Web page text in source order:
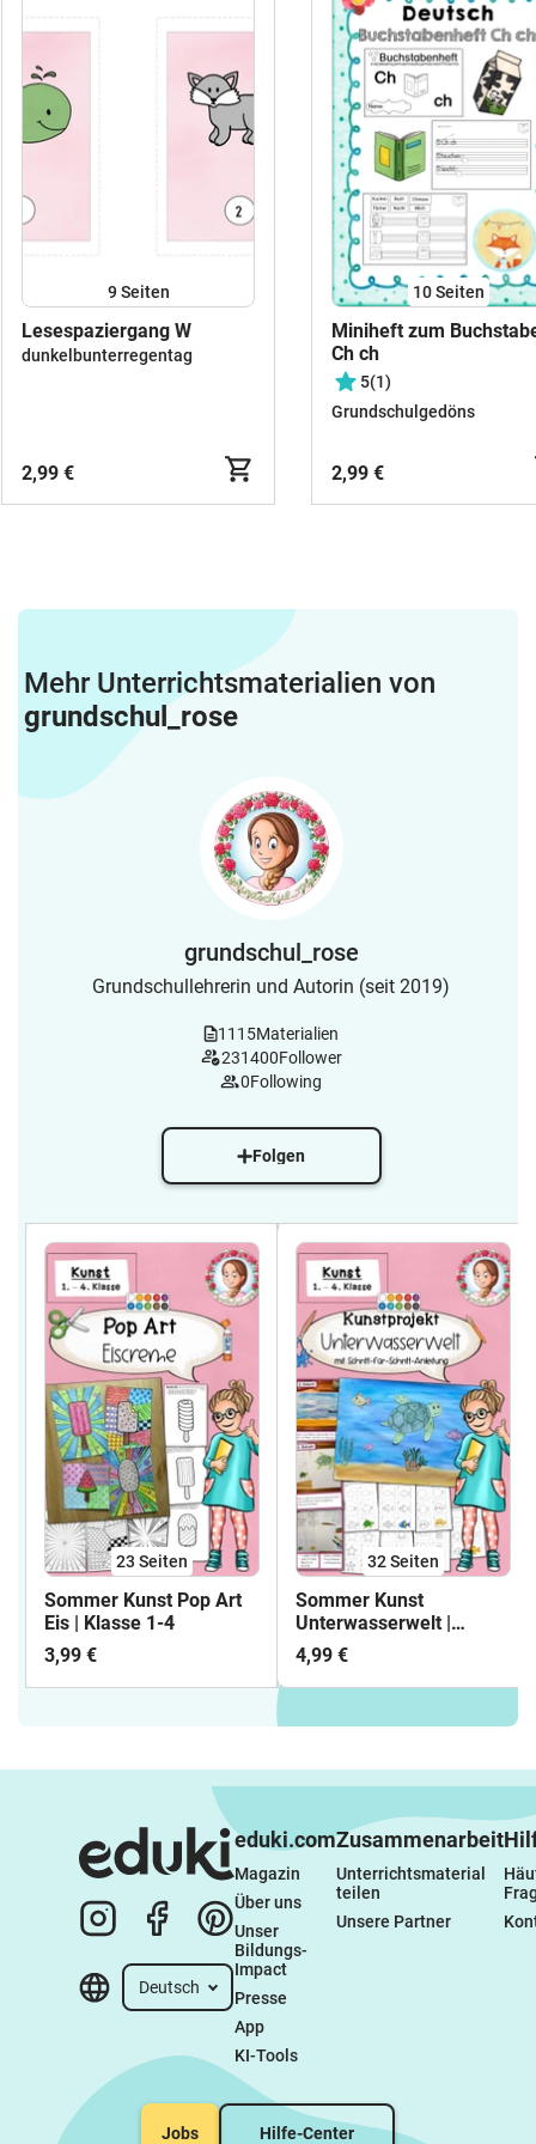
kontakt@grundschul-rose.de 🌹
9Seiten
Lesespaziergang W
dunkelbunterregentag
2,99 €
10Seiten
Miniheft zum
Ch ch
5(1)
Grundschulgedöns
2,99 €
Mehr Unterrichtsmaterialien von
grundschul_rose
grundschul_rose
Grundschullehrerin und Autorin (seit 2019)
1115Materialien
231400Follower
0Following
Folgen
23 Seiten
Sommer Kunst Pop Art
Eis | Klasse 1-4
3,99 €
32Seiten
Sommer Kunst
Unterwasserwelt |
Kunstprojekt Klasse 1-4
4,99 €
Deutsch
eduki.com
Magazin
Über uns
Unser
Bildungs-
Impact
Presse
App
KI-Tools
Zusammenarbeit
Unterrichtsmaterial
teilen
Unsere Partner
Jobs Hilfe-Center